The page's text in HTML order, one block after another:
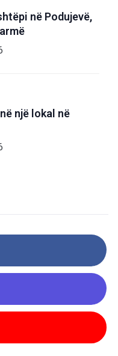
në Podujevë,
një lokal në